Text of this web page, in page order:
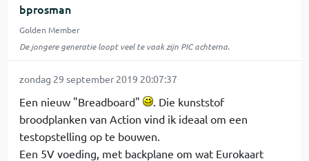
bprosman
Golden Member
De jongere generatie loopt veel te vaak zijn PIC achterna.
zondag 29 september 2019 20:07:37
Een nieuw "Breadboard"
. Die kunststof
broodplanken van Action vind ik ideaal om een
testopstelling op te bouwen.
Een 5V voeding, met backplane om wat Eurokaart